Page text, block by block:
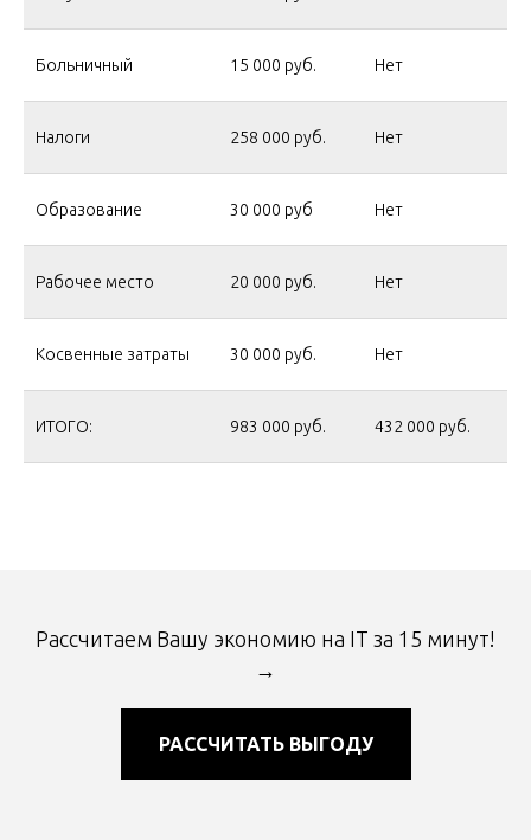
Больничный 15 000 руб. Нет
Налоги 258 000 руб. Нет
Образование 30 000 руб Нет
Рабочее место 20 000 руб. Нет
Косвенные затраты 30 000 руб. Нет
ИТОГО: 983 000 руб. 432 000 руб.
Рассчитаем Вашу экономию на IT за 15 минут!
→
РАССЧИТАТЬ ВЫГОДУ